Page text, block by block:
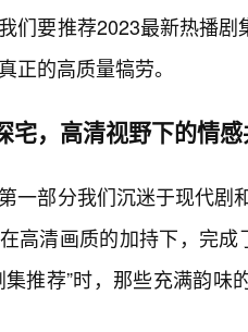
们要推荐2023最新热播
正的高质量犒劳。
宅，高清视野下的情
一部分我们沉迷于现代剧
高清画质的加持下，完
集推荐”时，那些充满韵